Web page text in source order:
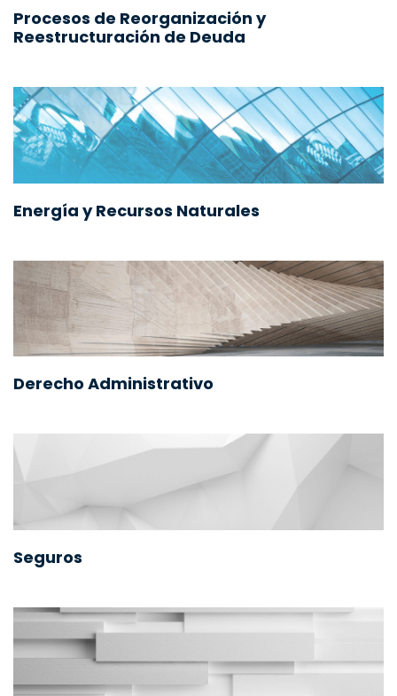
Procesos de Reorganización y
Reestructuración de Deuda
Energía y Recursos Naturales
Derecho Administrativo
Seguros